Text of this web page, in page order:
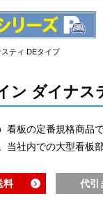
ティ DEタイプ
ン ダイナス
看板の定番規格商品
当社内での大型看板
料 代引